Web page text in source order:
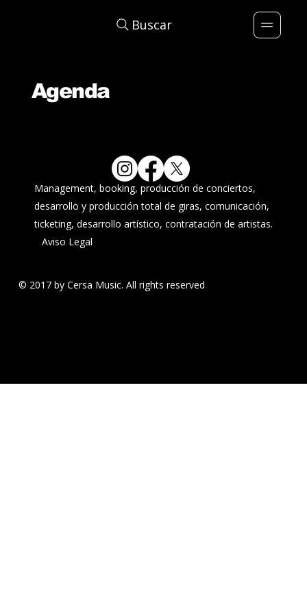
Buscar
Agenda
Management, booking, producción de conciertos,
desarrollo y producción total de giras, comunicación,
ticketing, desarrollo artístico, contratación de artistas.
Aviso Legal
© 2017 by Cersa Music. All rights reserved